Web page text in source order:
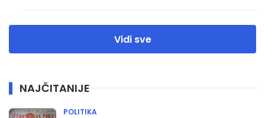
Vidi sve
NAJČITANIJE
POLITIKA